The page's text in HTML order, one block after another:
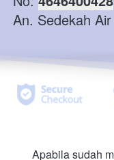
An. Sedekah Air